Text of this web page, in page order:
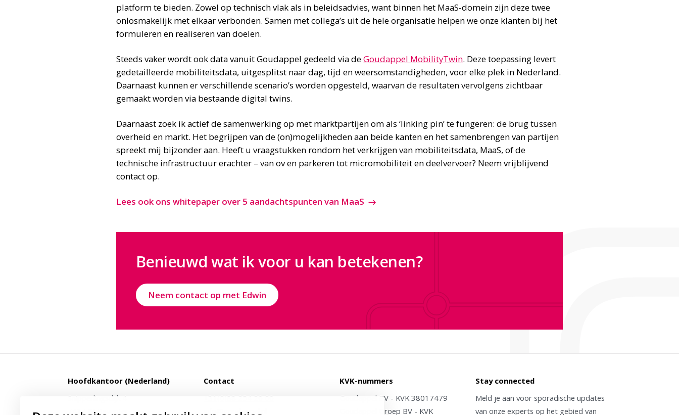
platform te bieden. Zowel op technisch vlak als in beleidsadvies, want binnen het MaaS-domein zijn deze twee
onlosmakelijk met elkaar verbonden. Samen met collega’s uit de hele organisatie helpen we onze klanten bij het
formuleren en realiseren van doelen.
Steeds vaker wordt ook data vanuit Goudappel gedeeld via deGoudappel MobilityTwin. Deze toepassing levert
gedetailleerde mobiliteitsdata, uitgesplitst naar dag, tijd en weersomstandigheden, voor elke plek in Nederland.
Daarnaast kunnen er verschillende scenario’s worden opgesteld, waarvan de resultaten vervolgens zichtbaar
gemaakt worden via bestaande digital twins.
Daarnaast zoek ik actief de samenwerking op met marktpartijen om als ‘linking pin’ te fungeren: de brug tussen
overheid en markt. Het begrijpen van de (on)mogelijkheden aan beide kanten en het samenbrengen van partijen
spreekt mij bijzonder aan. Heeft u vraagstukken rondom het verkrijgen van mobiliteitsdata, MaaS, of de
technische infrastructuur erachter – van ov en parkeren tot micromobiliteit en deelvervoer? Neem vrijblijvend
contact op.
Lees ook ons whitepaper over 5 aandachtspunten van MaaS
Benieuwd wat ik voor u kan betekenen?
Neem contact op met Edwin
Hoofdkantoor (Nederland)
Snipperlingsdijk 4
7417 BJ Deventer
Contact
+31(0)88 254 20 00
info@goudappel.nl
KVK-nummers
Goudappel BV - KVK 38017479
Goudappel Groep BV - KVK
Stay connected
Meld je aan voor sporadische updates
van onze experts op het gebied van